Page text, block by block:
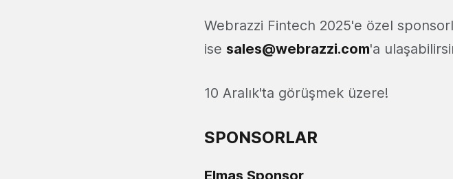
Webrazzi Fintech 2025'e özel
ise sales@webrazzi.com'a
10 Aralık'ta görüşmek üzere!
SPONSORLAR